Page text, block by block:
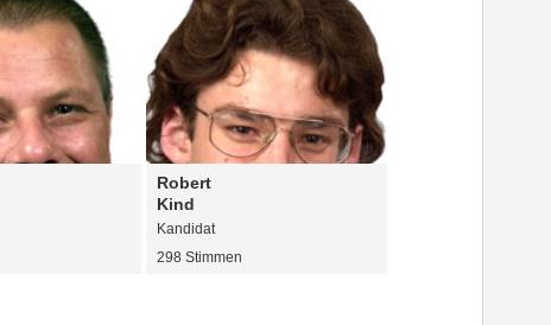
Robert
Kind
Kandidat
298 Stimmen